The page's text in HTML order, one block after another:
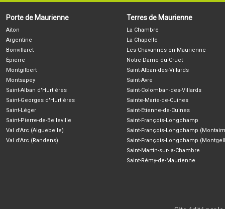
Porte de Maurienne
Aiton
Argentine
Bonvillaret
Épierre
Montgilbert
Montsapey
Saint-Alban d'Hurtières
Saint-Georges d'Hurtières
Saint-Léger
Saint-Pierre-de-Belleville
Val d'Arc (Aiguebelle)
Val d'Arc (Randens)
Terres de Maurienne
La Chambre
La Chapelle
Les Chavannes-en-Maurienne
Notre-Dame-du-Cruet
Saint-Alban-des-Villards
Saint-Avre
Saint-Colomban-des-Villards
Sainte-Marie-de-Cuines
Saint-Etienne-de-Cuines
Saint-François-Longchamp
Saint-François-Longchamp
Saint-François-Longchamp
Saint-Martin-sur-la-Chambre
Saint-Rémy-de-Maurienne